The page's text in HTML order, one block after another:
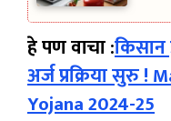
हे पण वाचा :किसान
अर्ज प्रक्रिया सुरु !
Yojana 2024-25